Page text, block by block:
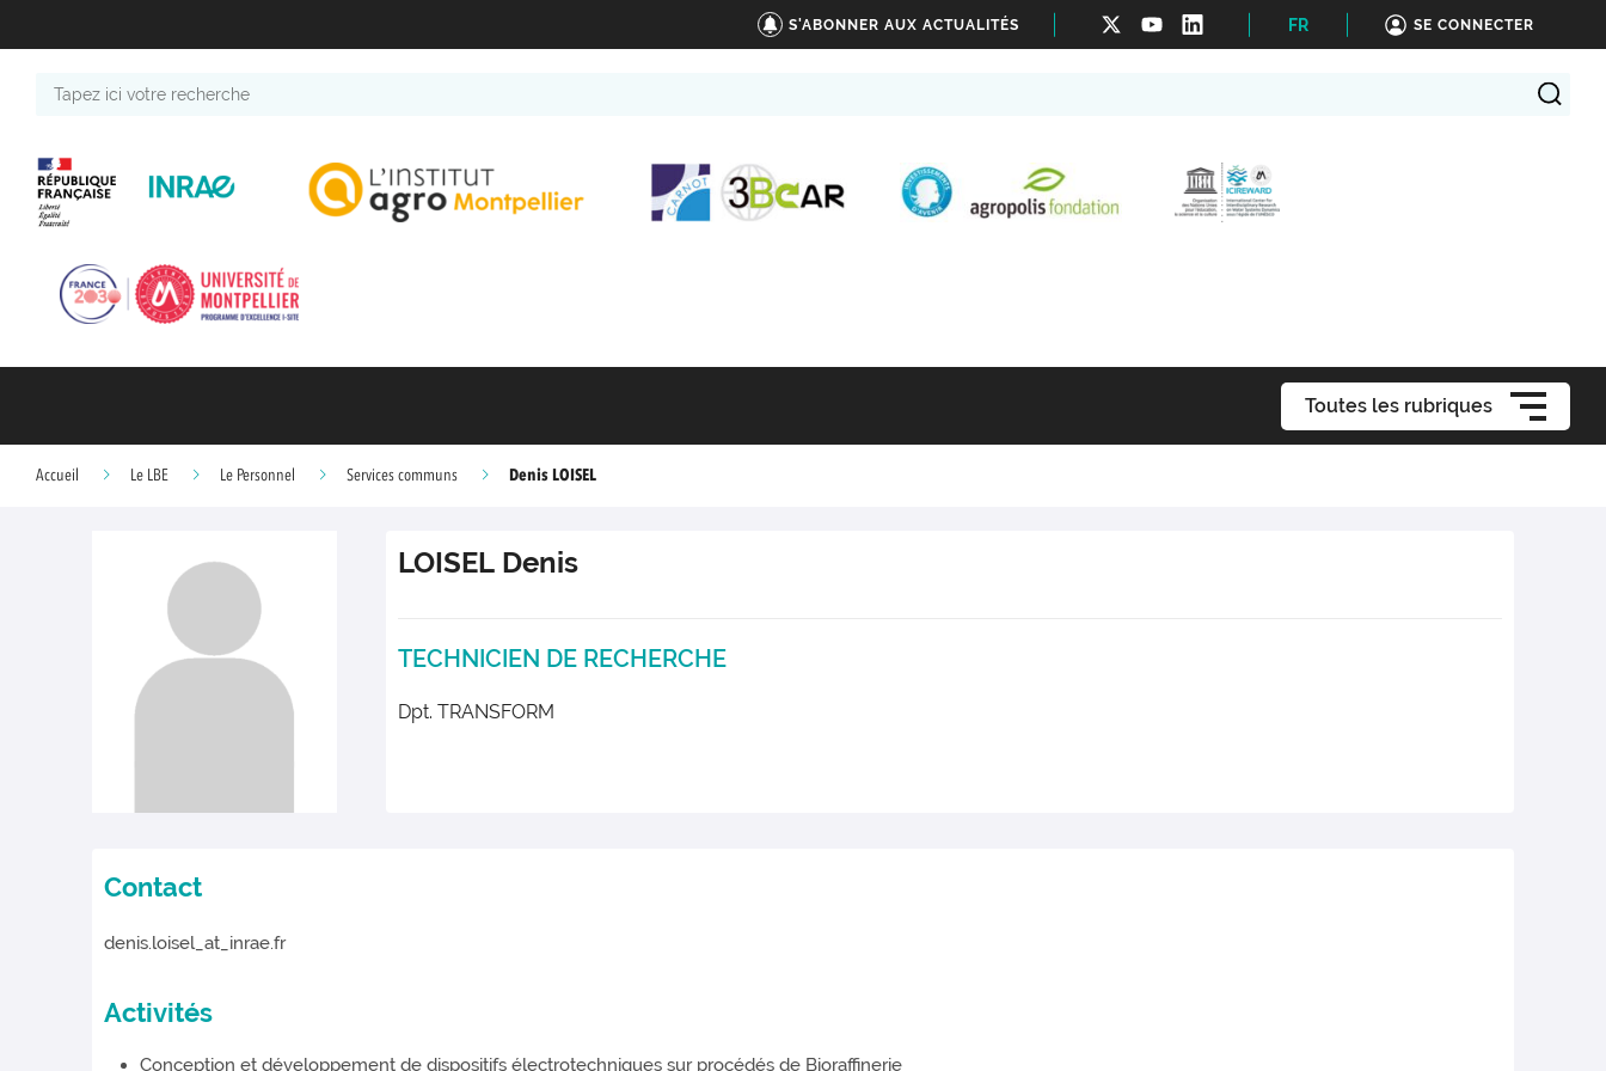
S'ABONNER AUX ACTUALITÉS FR SE CONNECTER
Toutes les rubriques
Accueil Le LBE Le Personnel Services communs Denis LOISEL
LOISEL Denis
TECHNICIEN DE RECHERCHE
Dpt. TRANSFORM
Contact
denis.loisel_at_inrae.fr
Activités
Conception et développement de dispositifs électrotechniques sur procédés de Bioraffinerie